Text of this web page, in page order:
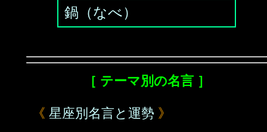
鍋（なべ）
［ テーマ別の名言 ］
《 星座別名言と運勢 》